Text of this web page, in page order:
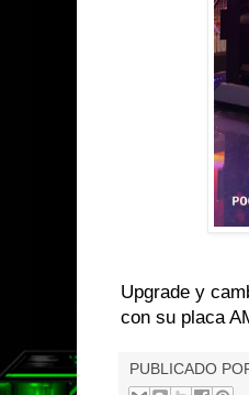
Upgrade y
con su placa
PUBLICADO